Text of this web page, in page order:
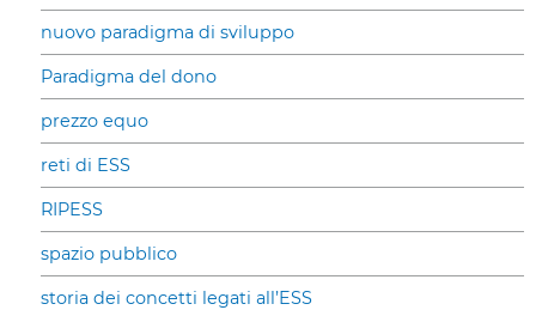
nuovo paradigma di sviluppo
Paradigma del dono
prezzo equo
reti di ESS
RIPESS
spazio pubblico
storia dei concetti legati all’ESS